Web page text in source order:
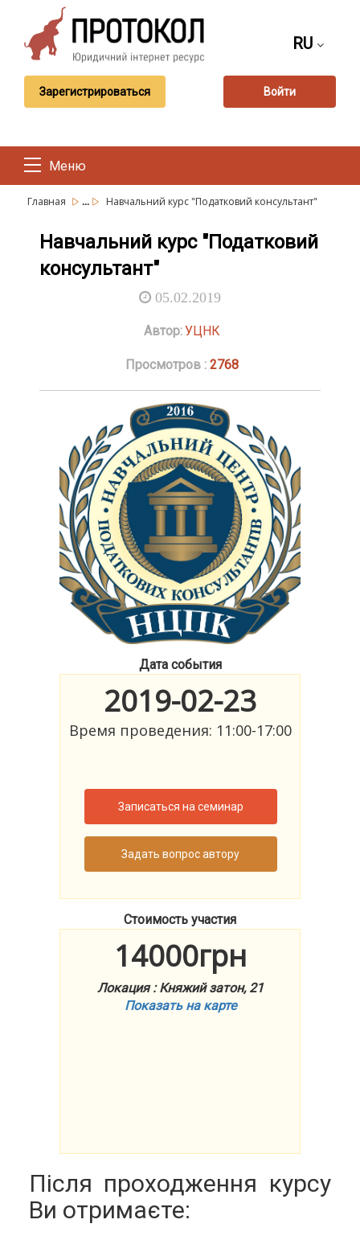
RU
Зарегистрироваться Войти
Меню
Главная ... Навчальний курс "Податковий консультант"
Навчальний курс "Податковий
консультант"
05.02.2019
Автор:УЦНК
Просмотров : 2768
Дата события
2019-02-23
Время проведения: 11:00-17:00
Записаться на семинар
Задать вопрос автору
Стоимость участия
14000грн
Локация : Княжий затон, 21
Показать на карте
Після проходження курсу
Ви отримаєте: